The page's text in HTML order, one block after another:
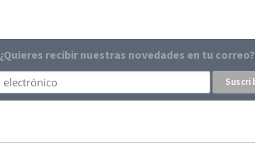
¿Quieres recibir nuestras novedades en tu correo?